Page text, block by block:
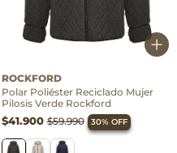
ROCKFORD
Polar Poliéster Reciclado Mujer
Pilosis Verde Rockford
$41.900$59.990 30% OFF